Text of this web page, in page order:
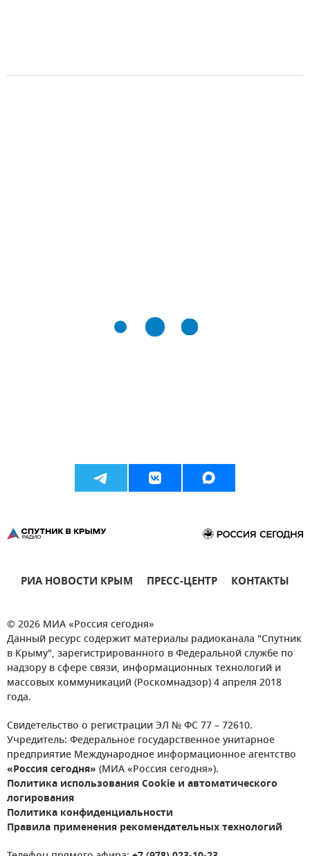
РИА НОВОСТИ КРЫМ ПРЕСС-ЦЕНТР КОНТАКТЫ
© 2026 МИА «Россия сегодня»
Данный ресурс содержит материалы радиоканала "Спутник
в Крыму", зарегистрированного в Федеральной службе по
надзору в сфере связи, информационных технологий и
массовых коммуникаций (Роскомнадзор) 4 апреля 2018
года.
Свидетельство о регистрации ЭЛ № ФС 77 – 72610.
Учредитель: Федеральное государственное унитарное
предприятие Международное информационное агентство
«Россия сегодня» (МИА «Россия сегодня»).
Политика использования Cookie и автоматического
логирования
Политика конфиденциальности
Правила применения рекомендательных технологий